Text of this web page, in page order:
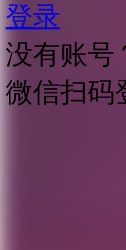
登录
没有账号
微信扫码